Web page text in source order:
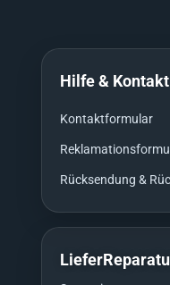
Hilfe & Kontakt
Kontaktformular
Rücksendung &